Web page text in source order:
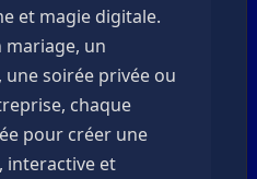
et magie digitale.
mariage, un
soirée privée ou
chaque
pour créer une
interactive et